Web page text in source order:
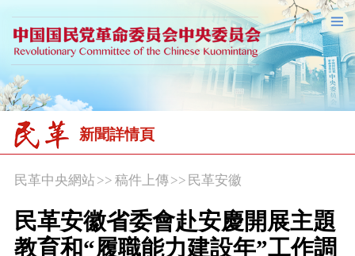
新聞詳情頁
民革中央網站>> 稿件上傳>> 民革安徽
民革安徽省委會赴安慶開展主題
教育和“履職能力建設年”工作調